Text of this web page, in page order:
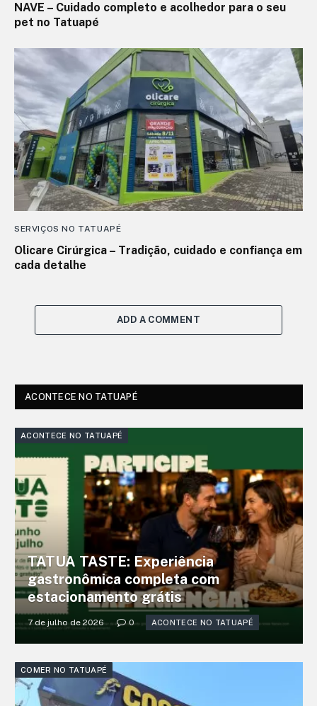
NAVE – Cuidado completo e acolhedor para o seu
pet no Tatuapé
SERVIÇOS NO TATUAPÉ
Olicare Cirúrgica – Tradição, cuidado e confiança em
cada detalhe
ADD A COMMENT
ACONTECE NO TATUAPÉ
ACONTECE NO TATUAPÉ
TATUA TASTE: Experiência
gastronômica completa com
estacionamento grátis
7 de julho de 2026 0 ACONTECE NO TATUAPÉ
COMER NO TATUAPÉ